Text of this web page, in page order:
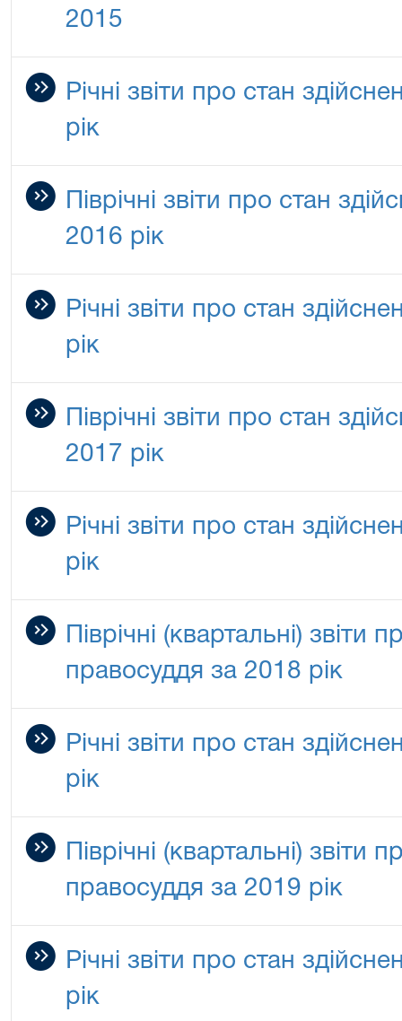
2015
Річні звіти про стан
рік
Піврічні звіти про стан
2016 рік
Річні звіти про стан
рік
Піврічні звіти про стан
2017 рік
Річні звіти про стан
рік
Піврічні (квартальні) звіти
правосуддя за 2018 рік
Річні звіти про стан
рік
Піврічні (квартальні) звіти
правосуддя за 2019 рік
Річні звіти про стан
рік